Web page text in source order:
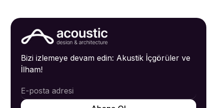
Bizi izlemeye devam edin: Akustik İçgörüler ve
İlham!